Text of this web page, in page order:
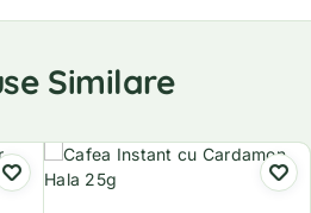
Similare